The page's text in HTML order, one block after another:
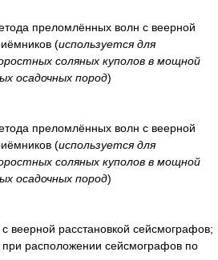
преломлённых волн с веерной
(используется для
соляных куполов в мощной
осадочных пород)
преломлённых волн с веерной
(используется для
соляных куполов в мощной
осадочных пород)
веерной расстановкой сейсмографов;
при расположении сейсмографов по